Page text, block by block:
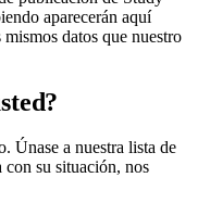
aparecerán aquí
datos que nuestro
Únase a nuestra lista de
su situación, nos